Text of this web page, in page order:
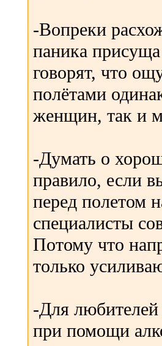
-Вопреки
паника
говорят, что
полётами
женщин, так и
-Думать о
правило, если
перед полетом
специалисты
Потому что
только
-Для любителей
при помощи